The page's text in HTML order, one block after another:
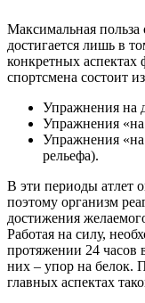
Максимальная
достигается лишь в
конкретных
спортсмена состоит
Упражнения на
Упражнения «на
Упражнения
рельефа).
В эти периоды атлет
поэтому организм
достижения
Работая на силу,
протяжении 24 часов
них – упор на белок.
главных аспектах